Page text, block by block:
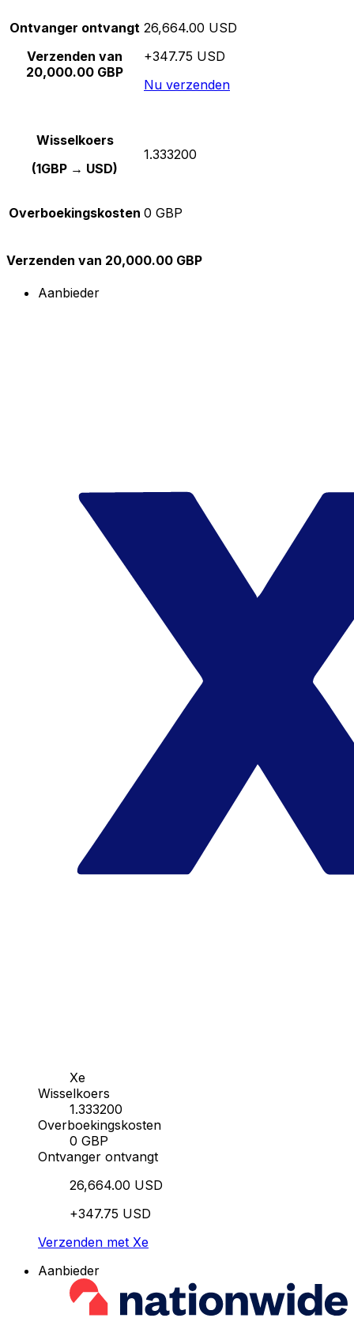
Ontvanger ontvangt
Verzenden van
20,000.00 GBP
26,664.00 USD
+347.75 USD
Nu verzenden
Wisselkoers
(1GBP → USD)
1.333200
Overboekingskosten 0 GBP
Verzenden van 20,000.00 GBP
Aanbieder
Xe
Wisselkoers
1.333200
Overboekingskosten
0 GBP
Ontvanger ontvangt
26,664.00 USD
+347.75 USD
Verzenden met Xe
Aanbieder